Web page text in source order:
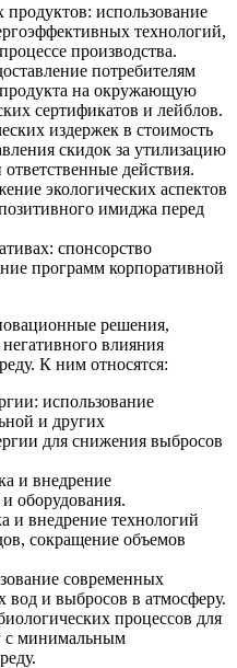
продуктов: использование
технологий,
производства.
потребителям
на окружающую
сертификатов и лейблов.
издержек в стоимость
скидок за утилизацию
действия.
экологических аспектов
имиджа перед
спонсорство
программ корпоративной
решения,
влияния
К ним относятся:
использование
и других
для снижения выбросов
и внедрение
оборудования.
и внедрение технологий
сокращение объемов
современных
вод и выбросов в атмосферу.
процессов для
с минимальным